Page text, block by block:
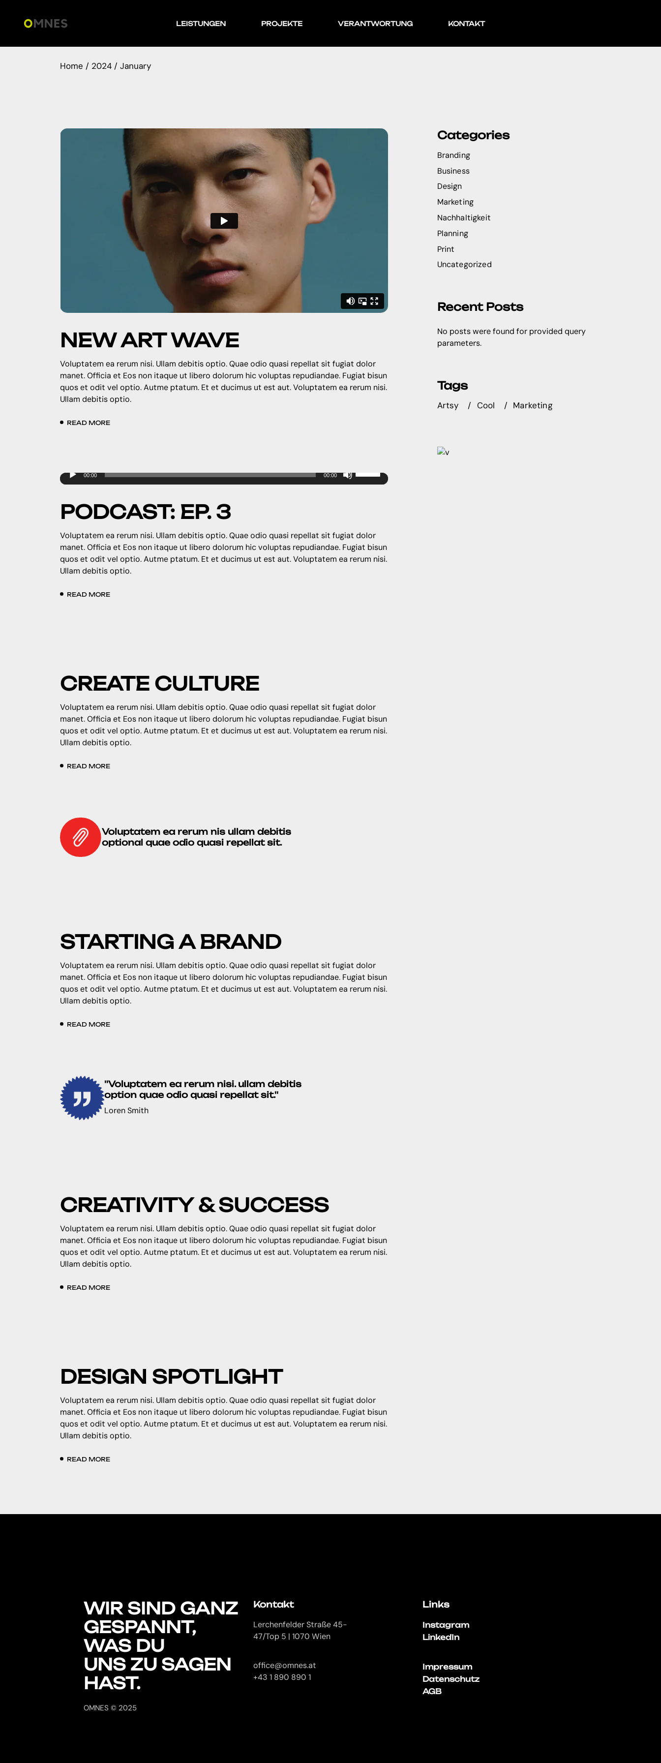
content
LEISTUNGEN PROJEKTE VERANTWORTUNG KONTAKT
Home 2024 January
NEW ART WAVE
Voluptatem ea rerum nisi. Ullam debitis optio. Quae odio quasi repellat sit fugiat dolor
manet. Officia et Eos non itaque ut libero dolorum hic voluptas repudiandae. Fugiat bisun
quos et odit vel optio. Autme ptatum. Et et ducimus ut est aut. Voluptatem ea rerum nisi.
Ullam debitis optio.
READ MORE
Player
00:00 00:00
Up/Down
or
decrease
volume.
PODCAST: EP. 3
Voluptatem ea rerum nisi. Ullam debitis optio. Quae odio quasi repellat sit fugiat dolor
manet. Officia et Eos non itaque ut libero dolorum hic voluptas repudiandae. Fugiat bisun
quos et odit vel optio. Autme ptatum. Et et ducimus ut est aut. Voluptatem ea rerum nisi.
Ullam debitis optio.
READ MORE
CREATE CULTURE
Voluptatem ea rerum nisi. Ullam debitis optio. Quae odio quasi repellat sit fugiat dolor
manet. Officia et Eos non itaque ut libero dolorum hic voluptas repudiandae. Fugiat bisun
quos et odit vel optio. Autme ptatum. Et et ducimus ut est aut. Voluptatem ea rerum nisi.
Ullam debitis optio.
READ MORE
Voluptatem ea rerum nis ullam debitis
optional quae odio quasi repellat sit.
STARTING A BRAND
Voluptatem ea rerum nisi. Ullam debitis optio. Quae odio quasi repellat sit fugiat dolor
manet. Officia et Eos non itaque ut libero dolorum hic voluptas repudiandae. Fugiat bisun
quos et odit vel optio. Autme ptatum. Et et ducimus ut est aut. Voluptatem ea rerum nisi.
Ullam debitis optio.
READ MORE
''Voluptatem ea rerum nisi. ullam debitis
option quae odio quasi repellat sit.''
Loren Smith
CREATIVITY & SUCCESS
Voluptatem ea rerum nisi. Ullam debitis optio. Quae odio quasi repellat sit fugiat dolor
manet. Officia et Eos non itaque ut libero dolorum hic voluptas repudiandae. Fugiat bisun
quos et odit vel optio. Autme ptatum. Et et ducimus ut est aut. Voluptatem ea rerum nisi.
Ullam debitis optio.
READ MORE
DESIGN SPOTLIGHT
Voluptatem ea rerum nisi. Ullam debitis optio. Quae odio quasi repellat sit fugiat dolor
manet. Officia et Eos non itaque ut libero dolorum hic voluptas repudiandae. Fugiat bisun
quos et odit vel optio. Autme ptatum. Et et ducimus ut est aut. Voluptatem ea rerum nisi.
Ullam debitis optio.
READ MORE
Categories
Branding
Business
Design
Marketing
Nachhaltigkeit
Planning
Print
Uncategorized
Recent Posts
No posts were found for provided query
parameters.
Tags
Artsy Cool Marketing
WIR SIND GANZ
GESPANNT,
WAS DU
UNS ZU SAGEN
HAST.
OMNES © 2025
Kontakt
Lerchenfelder Straße 45-
47/Top 5 | 1070 Wien
office@omnes.at
+43 1 890 890 1
Links
Instagram
LinkedIn
Impressum
Datenschutz
AGB